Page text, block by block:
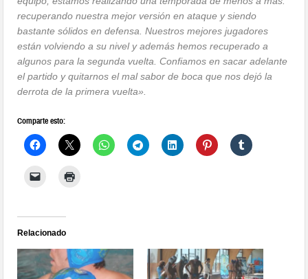
recuperando nuestra mejor versión en ataque y siendo
bastante sólidos en defensa. Nuestros mejores jugadores
están volviendo a su nivel y además hemos recuperado a
algunos para la segunda vuelta. Confiamos en sacar adelante
el partido y quitarnos el mal sabor de boca que nos dejó la
derrota de la primera vuelta».
Comparte esto:
Relacionado